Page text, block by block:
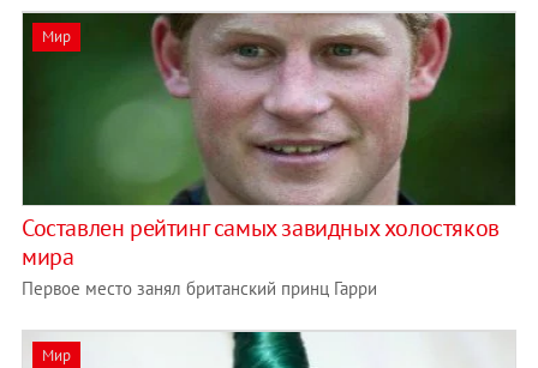
Мир
Составлен рейтинг самых завидных холостяков
мира
Первое место занял британский принц Гарри
Мир